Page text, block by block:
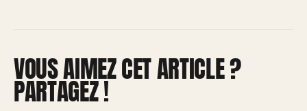
VOUS AIMEZ CET ARTICLE ?
PARTAGEZ !